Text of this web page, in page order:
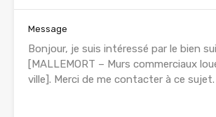
Message